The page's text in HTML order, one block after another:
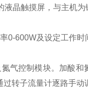
液晶触摸屏，与主机
0-600W及设定工作
气控制模块。加酸
转子流量计逐路手